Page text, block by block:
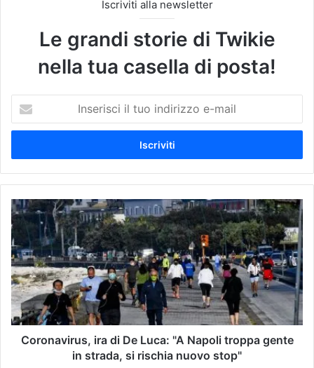
Iscriviti alla newsletter
Le grandi storie di Twikie
nella tua casella di posta!
s
r
i
c
i
i
l
t
u
o
i
n
C
o
r
o
n
a
v
r
Coronavirus, ira di De Luca: "A Napoli troppa gente
in strada, si rischia nuovo stop"